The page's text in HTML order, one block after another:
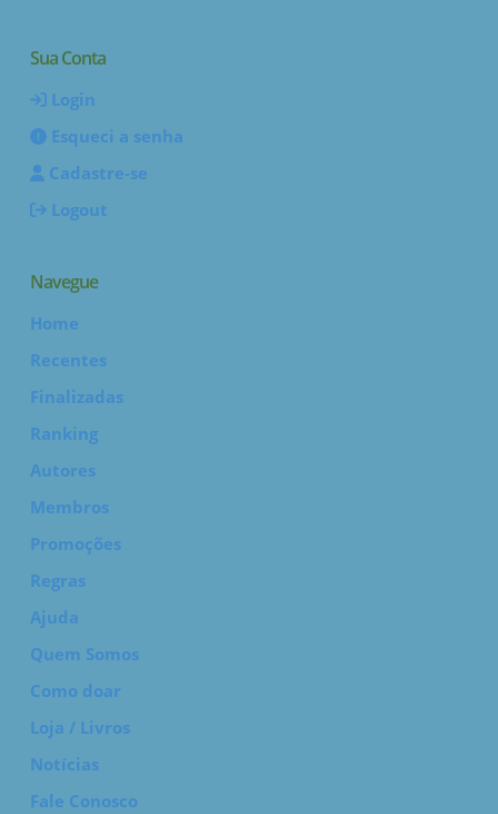
Sua Conta
Login
Esqueci a senha
Cadastre-se
Logout
Navegue
Home
Recentes
Finalizadas
Ranking
Autores
Membros
Promoções
Regras
Ajuda
Quem Somos
Como doar
Loja / Livros
Notícias
Fale Conosco